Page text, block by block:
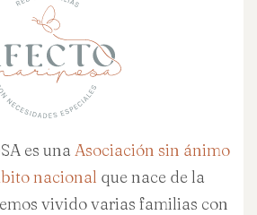
es una Asociación sin ánimo
nacional que nace de la
vivido varias familias con